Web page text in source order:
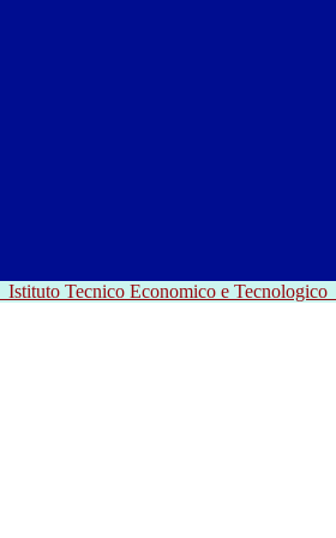
Istituto Tecnico Economico e Tecnologico